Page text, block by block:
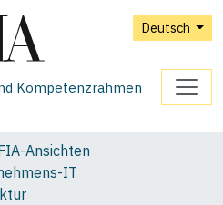
Deutsch
Kompetenzrahmen